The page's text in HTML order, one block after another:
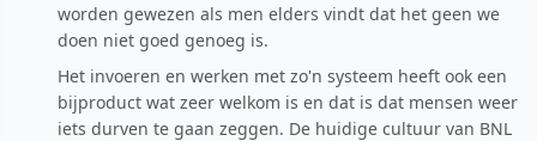
worden gewezen als men elders vindt dat het geen we
doen niet goed genoeg is.
Het invoeren en werken met zo'n systeem heeft ook een
bijproduct wat zeer welkom is en dat is dat mensen weer
iets durven te gaan zeggen. De huidige cultuur van BNL